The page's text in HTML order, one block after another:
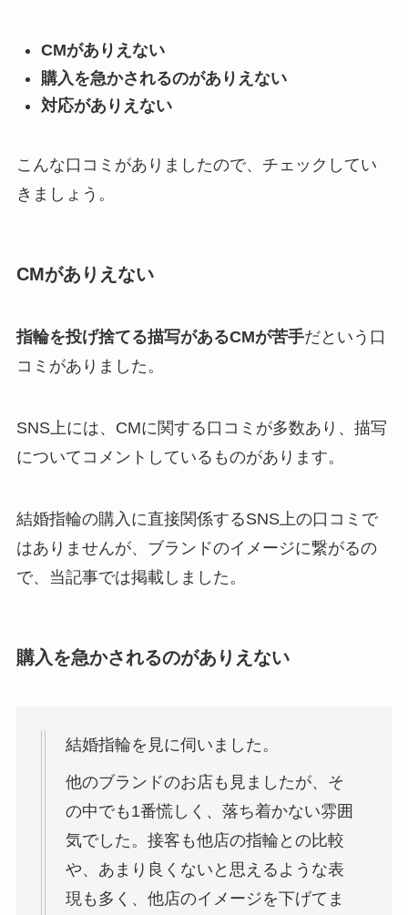
CMがありえない
購入を急かされるのがありえない
対応がありえない
こんな口コミがありましたので、チェックしてい
きましょう。
CMがありえない
指輪を投げ捨てる描写があるCMが苦手だという口
コミがありました。
SNS上には、CMに関する口コミが多数あり、描写
についてコメントしているものがあります。
結婚指輪の購入に直接関係するSNS上の口コミで
はありませんが、ブランドのイメージに繋がるの
で、当記事では掲載しました。
購入を急かされるのがありえない
結婚指輪を見に伺いました。
他のブランドのお店も見ましたが、そ
の中でも1番慌しく、落ち着かない雰囲
気でした。接客も他店の指輪との比較
や、あまり良くないと思えるような表
現も多く、他店のイメージを下げてま